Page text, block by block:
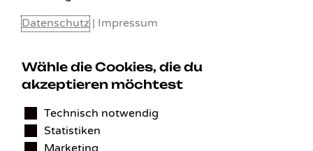
KONTAKT
Benedikt Stelzner
Datenschutz | Impressum
Wähle die Cookies, die du
akzeptieren möchtest
Technisch notwendig
Statistiken
Marketing